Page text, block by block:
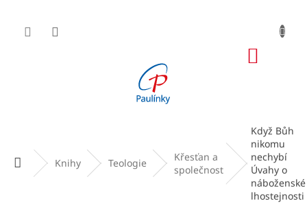
obsah
Domů Knihy Teologie
Křesťan a
společnost
Když Bůh
nikomu
nechybí
Úvahy o
náboženské
lhostejnosti